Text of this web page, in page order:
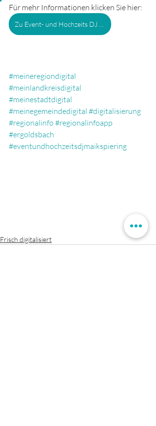
Für mehr Informationen klicken Sie hier:
#meineregiondigital
#meinlandkreisdigital
#meinestadtdigital
#meinegemeindedigital #digitalisierung
#regionalinfo #regionalinfoapp
#ergoldsbach
#eventundhochzeitsdjmaikspiering
Frisch digitalisiert